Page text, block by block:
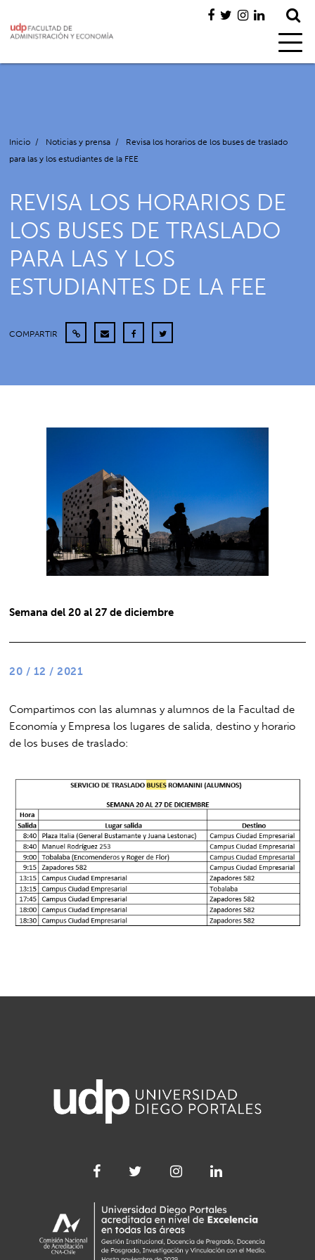
Inicio / Noticias y prensa /
Revisa los horarios de los buses de traslado
para las y los estudiantes de la FEE
REVISA LOS HORARIOS DE
LOS BUSES DE TRASLADO
PARA LAS Y LOS
ESTUDIANTES DE LA FEE
COMPARTIR
Semana del 20 al 27 de diciembre
20 / 12 / 2021
Compartimos con las alumnas y alumnos de la Facultad de
Economía y Empresa los lugares de salida, destino y horario
de los buses de traslado: